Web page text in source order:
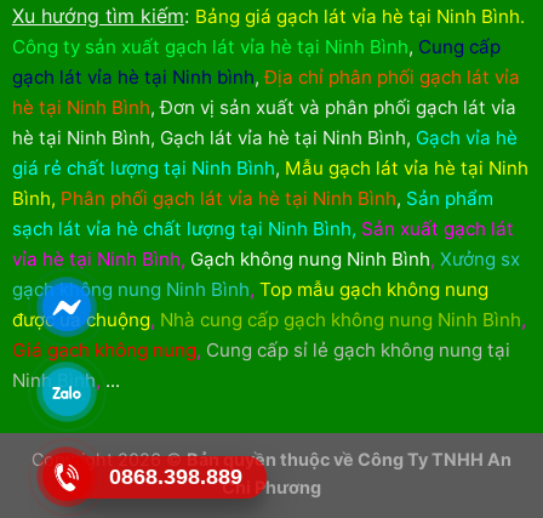
Xu hướng tìm kiếm: Bảng giá gạch lát vỉa hè tại Ninh Bình.
Công ty sản xuất gạch lát vỉa hè tại Ninh Bình, Cung cấp
gạch lát vỉa hè tại Ninh bình,Địa chỉ phân phối gạch lát vỉa
hè tại Ninh Bình,Đơn vị sản xuất và phân phối gạch lát vỉa
hè tại Ninh Bình, Gạch lát vỉa hè tại Ninh Bình, Gạch vỉa hè
giá rẻ chất lượng tại Ninh Bình, Mẫu gạch lát vỉa hè tại Ninh
Bình, Phân phối gạch lát vỉa hè tại Ninh Bình, Sản phẩm
sạch lát vỉa hè chất lượng tại Ninh Bình, Sản xuất gạch lát
vỉa hè tại Ninh Bình, Gạch không nung Ninh Bình, Xưởng sx
gạch không nung Ninh Bình, Top mẫu gạch không nung
được ưa chuộng, Nhà cung cấp gạch không nung Ninh Bình,
Giá gạch không nung, Cung cấp sỉ lẻ gạch không nung tại
Ninh Bình, ...
Copyright 2026 ©Bản quyền thuộc về Công Ty TNHH An
Chi Phương
0868.398.889